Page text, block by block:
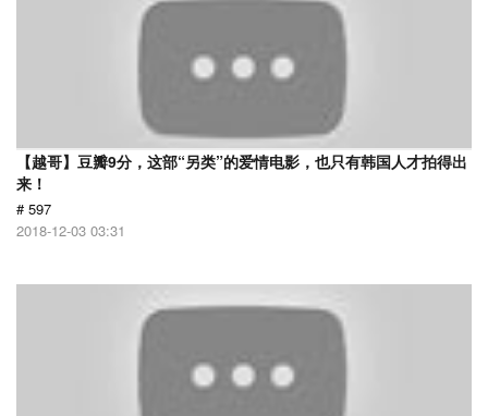
【越哥】豆瓣9分，这部“另类”的爱情电影，也只有韩国人才拍得出
来！
# 597
2018-12-03 03:31